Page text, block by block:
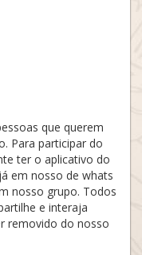
que querem
Para participar do
ter o aplicativo do
em nosso de whats
nosso grupo. Todos
e interaja
removido do nosso